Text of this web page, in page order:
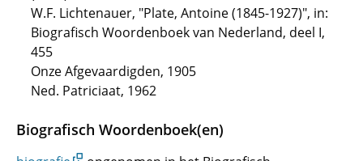
W.F. Lichtenauer, "Plate, Antoine (1845-1927)", in:
Biografisch Woordenboek van Nederland, deel I,
455
Onze Afgevaardigden, 1905
Ned. Patriciaat, 1962
Biografisch Woordenboek(en)